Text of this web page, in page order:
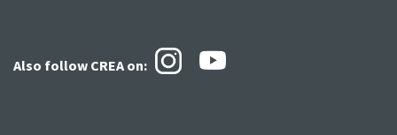
Also follow CREA on: